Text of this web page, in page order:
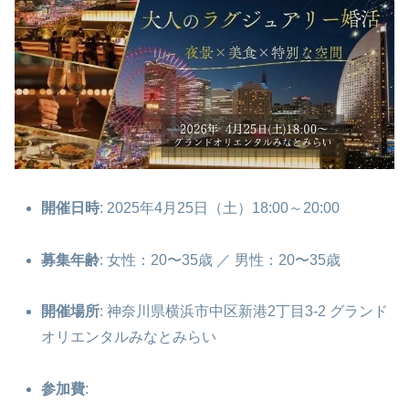
開催日時: 2025年4月25日（土）18:00～20:00
募集年齢: 女性：20〜35歳 ／ 男性：20〜35歳
開催場所: 神奈川県横浜市中区新港2丁目3-2 グランド
オリエンタルみなとみらい
参加費: